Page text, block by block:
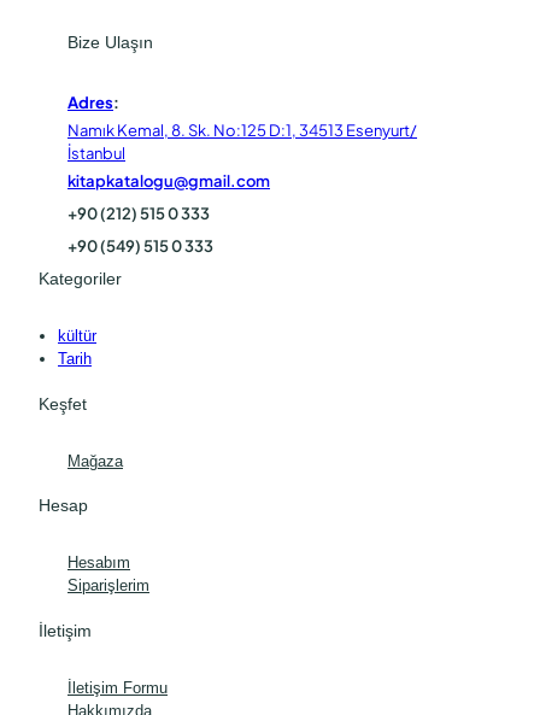
Bize Ulaşın
Adres:
Namık Kemal, 8. Sk. No:125 D:1, 34513 Esenyurt/
İstanbul
kitapkatalogu@gmail.com
+90 (212) 515 0 333
+90 (549) 515 0 333
Kategoriler
kültür
Tarih
Keşfet
Mağaza
Hesap
Hesabım
Siparişlerim
İletişim
İletişim Formu
Hakkımızda